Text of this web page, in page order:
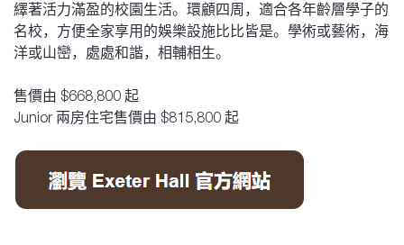
繹著活力滿盈的校園生活。環顧四周，適合各年齡層學子的
名校，方便全家享用的娛樂設施比比皆是。學術或藝術，海
洋或山巒，處處和諧，相輔相生。
售價由 $668,800 起
Junior 兩房住宅售價由 $815,800 起